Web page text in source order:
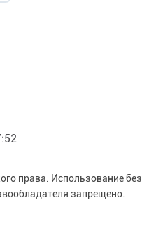
права. Использование без
запрещено.